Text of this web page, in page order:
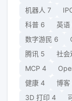
机器人 7
科普 6 英语
数字游民 6
腾讯 5 社会
MCP 4
健康 4 博客
3D 打印 4